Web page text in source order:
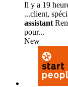
Il y a 19
...client,
assistant
pour...
New